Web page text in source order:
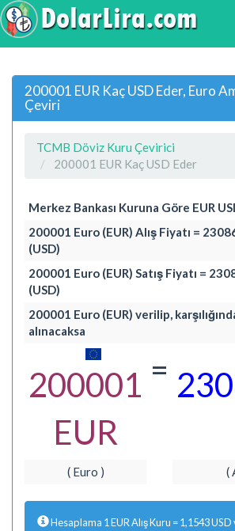
200001 EUR Kaç USD Eder, Euro
Çeviri
TCMB Döviz Kuru Çevirici
200001 EUR Kaç USD Eder
Merkez Bankası Kuruna Göre EUR
200001 Euro (EUR) Alış Fiyatı =
(USD)
200001 Euro (EUR) Satış Fiyatı =
(USD)
200001 Euro (EUR) verilip,
alınacaksa
200001
EUR
=
( Euro ) (
Hesaplama 1 EUR Alış Kuru = 1,1543 USD